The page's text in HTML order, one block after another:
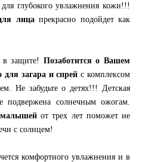
глубокого увлажнения кожи!!!
лицапрекрасно подойдет как
в защите! Позаботится о Вашем
загара и спрей с комплексом
Не забудьте о детях!!! Детская
подвержена солнечным ожогам.
малышей от трех лет поможет не
с солнцем!
комфортного увлажнения и в